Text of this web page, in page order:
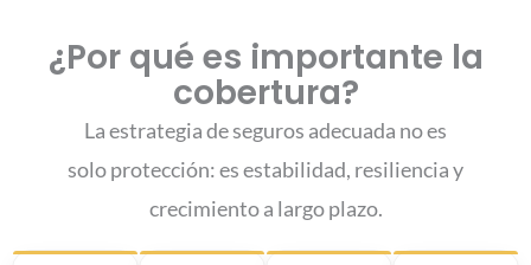
¿Por qué es importante la
cobertura?
La estrategia de seguros adecuada no es
solo protección: es estabilidad, resiliencia y
crecimiento a largo plazo.